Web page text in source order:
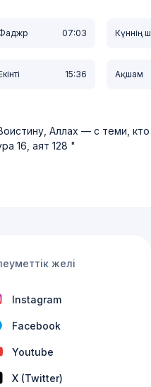
Стамбул
Medina
07:03 Күннің
15:36 Ақшам
Аллах — с теми,
16, аят 128
желі
Instagram
Facebook
Youtube
X (Twitter)